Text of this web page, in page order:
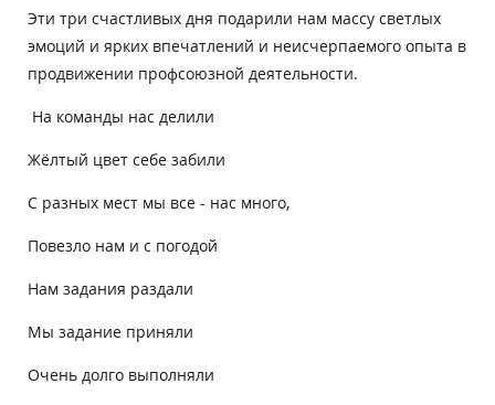
Эти три счастливых дня подарили нам массу светлых
эмоций и ярких впечатлений и неисчерпаемого опыта в
продвижении профсоюзной деятельности.
На команды нас делили
Жёлтый цвет себе забили
С разных мест мы все - нас много,
Повезло нам и с погодой
Нам задания раздали
Мы задание приняли
Очень долго выполняли